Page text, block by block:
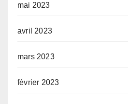
mai 2023
avril 2023
mars 2023
février 2023